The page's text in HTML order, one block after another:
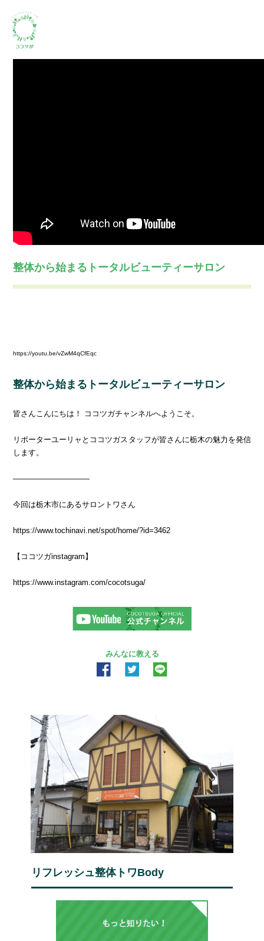
整体から始まるトータルビューティーサロン
https://youtu.be/vZwM4qCfEqc
整体から始まるトータルビューティーサロン
皆さんこんにちは！ ココツガチャンネルへようこそ。
リポーターユーリャとココツガスタッフが皆さんに栃木の魅力を発信
します。
――――――――――
今回は栃木市にあるサロントワさん
https://www.tochinavi.net/spot/home/?id=3462
【ココツガinstagram】
https://www.instagram.com/cocotsuga/
みんなに教える
リフレッシュ整体トワBody